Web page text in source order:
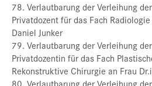
78. Verlautbarung der Verleihung
Privatdozent für das Fach
Daniel Junker
79. Verlautbarung der Verleihung
Privatdozentin für das Fach
Rekonstruktive Chirurgie an Frau
80. Verlautbarung der Verleihung